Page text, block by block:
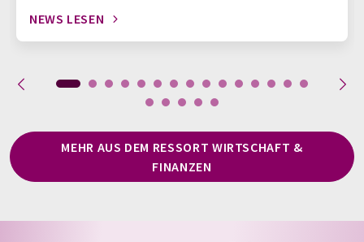
NEWS LESEN
MEHR AUS DEM RESSORT WIRTSCHAFT &
FINANZEN